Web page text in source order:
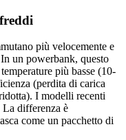
più velocemente e
un powerbank, questo
più basse (10-
(perdita di carica
I modelli recenti
differenza è
come un pacchetto di